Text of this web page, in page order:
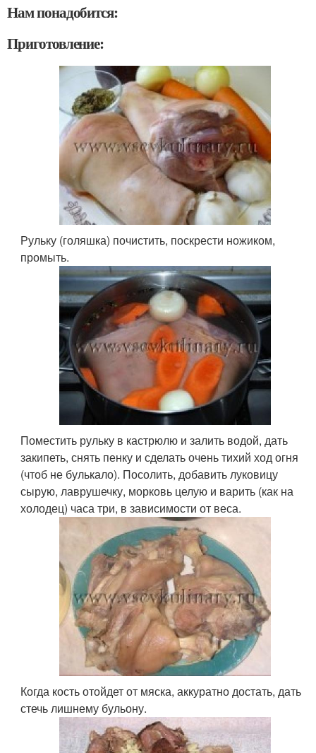
Нам понадобится:
Приготовление:
Рульку (голяшка) почистить, поскрести ножиком,
промыть.
Поместить рульку в кастрюлю и залить водой, дать
закипеть, снять пенку и сделать очень тихий ход огня
(чтоб не булькало). Посолить, добавить луковицу
сырую, лаврушечку, морковь целую и варить (как на
холодец) часа три, в зависимости от веса.
Когда кость отойдет от мяска, аккуратно достать, дать
стечь лишнему бульону.